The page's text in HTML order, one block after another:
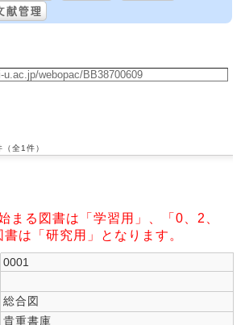
全1件）
まる図書は「学習用」、「0、2、
は「研究用」となります。
0001
総合図
貴重書庫